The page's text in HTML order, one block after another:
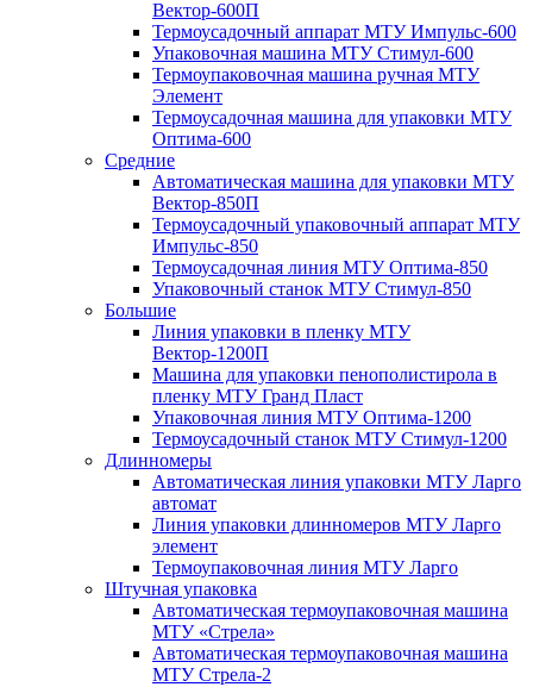
Вектор-600П
Термоусадочный аппарат МТУ Импульс-600
Упаковочная машина МТУ Стимул-600
Термоупаковочная машина ручная МТУ
Элемент
Термоусадочная машина для упаковки МТУ
Оптима-600
Средние
Автоматическая машина для упаковки МТУ
Вектор-850П
Термоусадочный упаковочный аппарат МТУ
Импульс-850
Термоусадочная линия МТУ Оптима-850
Упаковочный станок МТУ Стимул-850
Большие
Линия упаковки в пленку МТУ
Вектор-1200П
Машина для упаковки пенополистирола в
пленку МТУ Гранд Пласт
Упаковочная линия МТУ Оптима-1200
Термоусадочный станок МТУ Стимул-1200
Длинномеры
Автоматическая линия упаковки МТУ Ларго
автомат
Линия упаковки длинномеров МТУ Ларго
элемент
Термоупаковочная линия МТУ Ларго
Штучная упаковка
Автоматическая термоупаковочная машина
МТУ «Стрела»
Автоматическая термоупаковочная машина
МТУ Стрела-2